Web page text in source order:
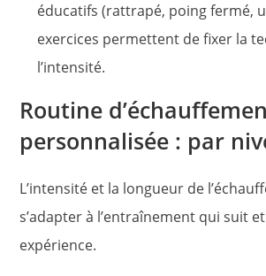
éducatifs (rattrapé, poing fermé,
exercices permettent de fixer la
l’intensité.
Routine
personnalisée : par
L’intensité et la longueur de
s’adapter à l’entraînement qui suit
expérience.